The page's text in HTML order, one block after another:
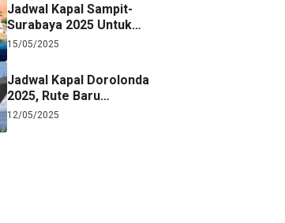
Jadwal Kapal Sampit-
Surabaya 2025 Untuk
Referensi Perjalanan
15/05/2025
Jadwal Kapal Dorolonda
2025, Rute Baru
Surabaya-Jayapura
12/05/2025